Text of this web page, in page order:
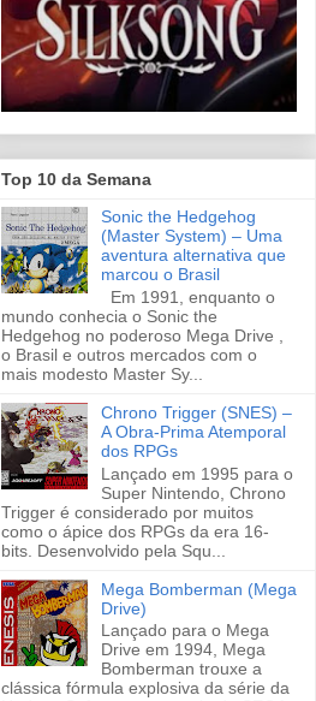
Top 10 da Semana
Sonic the Hedgehog
(Master System) – Uma
aventura alternativa que
marcou o Brasil
Em 1991, enquanto o
mundo conhecia o Sonic the
Hedgehog no poderoso Mega Drive ,
o Brasil e outros mercados com o
mais modesto Master Sy...
Chrono Trigger (SNES) –
A Obra-Prima Atemporal
dos RPGs
Lançado em 1995 para o
Super Nintendo, Chrono
Trigger é considerado por muitos
como o ápice dos RPGs da era 16-
bits. Desenvolvido pela Squ...
Mega Bomberman (Mega
Drive)
Lançado para o Mega
Drive em 1994, Mega
Bomberman trouxe a
clássica fórmula explosiva da série da